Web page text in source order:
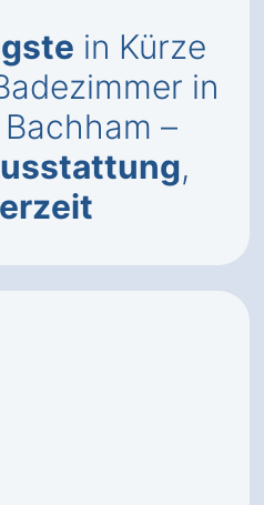
in Kürze
in
–
,